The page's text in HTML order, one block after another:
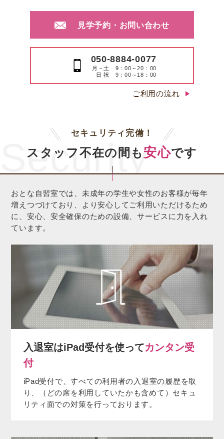
見学予約・お問い合わせ
050-8884-0077
月－土 9：00～20：00
日 祝 9：00～18：00
ご利用の流れ
セキュリティ完備！
スタッフ不在の間も 安心です
Security
おとな自習室では、未成年の学生や女性のお客様が毎年
増えつづけており、より安心してご利用いただけるため
に、安心、安全確保のための設備、サービスに力を入れ
ています。
入退室はiPad受付を使ってカンタン受
付
iPad受付で、すべての利用者の入退室の履歴を取
り、（どの席を利用していたかも含めて）セキュ
リティ面での対策を行っております。